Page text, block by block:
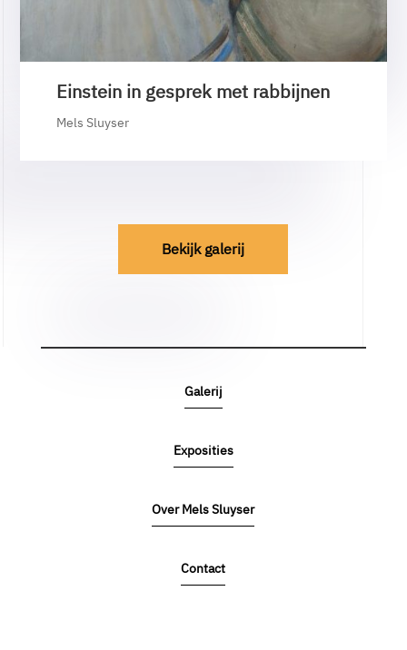
Einstein in gesprek met rabbijnen
Mels Sluyser
Bekijk galerij
Galerij
Exposities
Over Mels Sluyser
Contact